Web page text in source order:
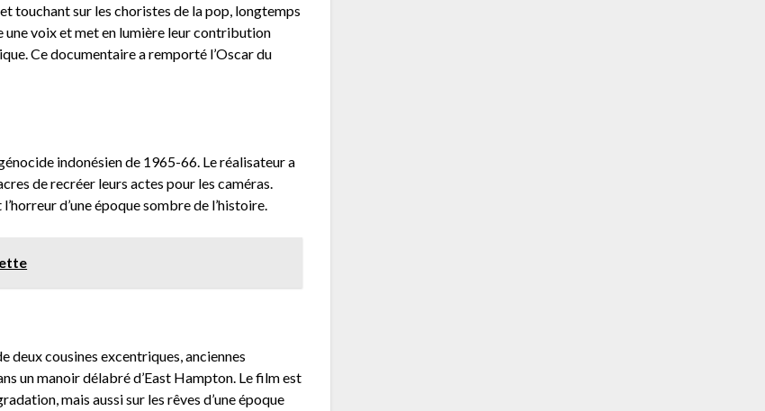
touchant sur les choristes de la pop, longtemps
une voix et met en lumière leur contribution
Ce documentaire a remporté l’Oscar du
indonésien de 1965-66. Le réalisateur a
de recréer leurs actes pour les caméras.
d’une époque sombre de l’histoire.
deux cousines excentriques, anciennes
un manoir délabré d’East Hampton. Le film est
mais aussi sur les rêves d’une époque